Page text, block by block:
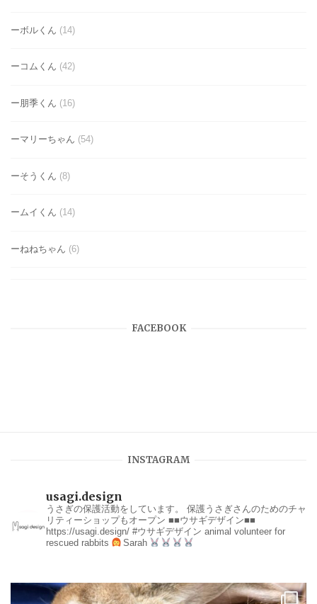
ーボルくん (14)
ーコムくん (42)
ー朋季くん (16)
ーマリーちゃん (54)
ーそうくん (8)
ームイくん (14)
ーねねちゃん (6)
FACEBOOK
INSTAGRAM
usagi.design
うさぎの保護活動をしています。
保護うさぎさんのためのチャ
リティーショップもオープン ■■ウサギデザイン■■
https://usagi.design/ #ウサギデザイン animal volunteer for
rescued rabbits
Sarah